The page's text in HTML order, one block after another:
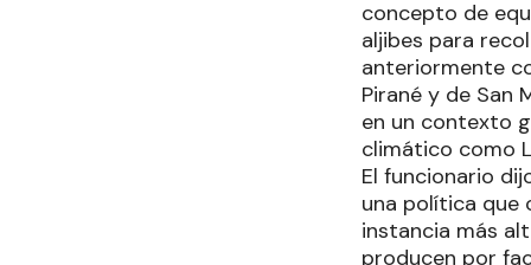
concepto de
aljibes para
anteriormente
Pirané y de San
en un contexto
climático como
El funcionario
una política que
instancia más
producen por